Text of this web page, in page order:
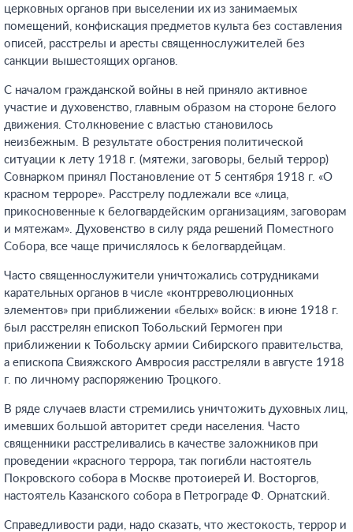
церковных органов при выселении их из занимаемых
помещений, конфискация предметов культа без составления
описей, расстрелы и аресты священнослужителей без
санкции вышестоящих органов.
С началом гражданской войны в ней приняло активное
участие и духовенство, главным образом на стороне белого
движения. Столкновение с властью становилось
неизбежным. В результате обострения политической
ситуации к лету 1918 г. (мятежи, заговоры, белый террор)
Совнарком принял Постановление от 5 сентября 1918 г. «О
красном терроре». Расстрелу подлежали все «лица,
прикосновенные к белогвардейским организациям, заговорам
и мятежам». Духовенство в силу ряда решений Поместного
Собора, все чаще причислялось к белогвардейцам.
Часто священнослужители уничтожались сотрудниками
карательных органов в числе «контрреволюционных
элементов» при приближении «белых» войск: в июне 1918 г.
был расстрелян епископ Тобольский Гермоген при
приближении к Тобольску армии Сибирского правительства,
а епископа Свияжского Амвросия расстреляли в августе 1918
г. по личному распоряжению Троцкого.
В ряде случаев власти стремились уничтожить духовных лиц,
имевших большой авторитет среди населения. Часто
священники расстреливались в качестве заложников при
проведении «красного террора, так погибли настоятель
Покровского собора в Москве протоиерей И. Восторгов,
настоятель Казанского собора в Петрограде Ф. Орнатский.
Справедливости ради, надо сказать, что жестокость, террор и